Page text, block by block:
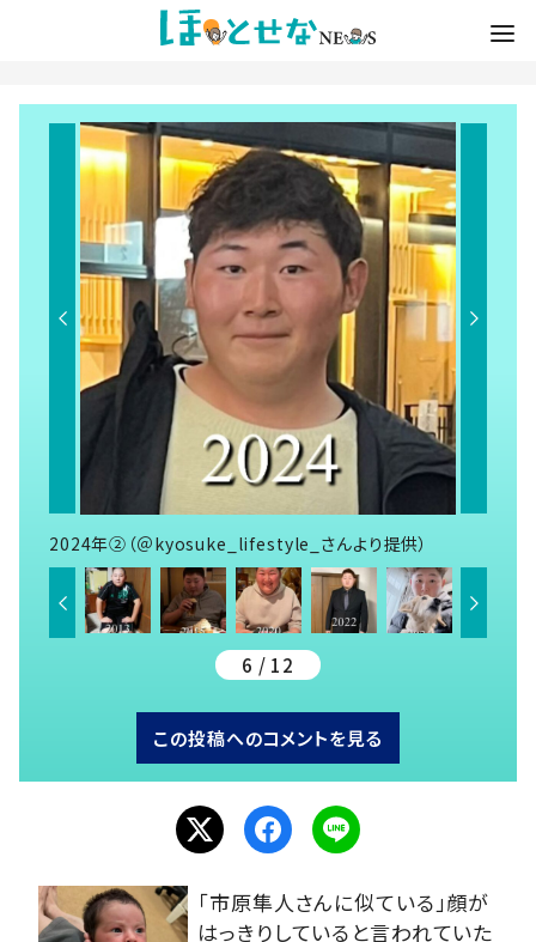
2024年②（＠kyosuke_lifestyle_さんより提供）
6 / 12
この投稿へのコメントを見る
「市原隼人さんに似ている」顔が
はっきりしていると言われていた